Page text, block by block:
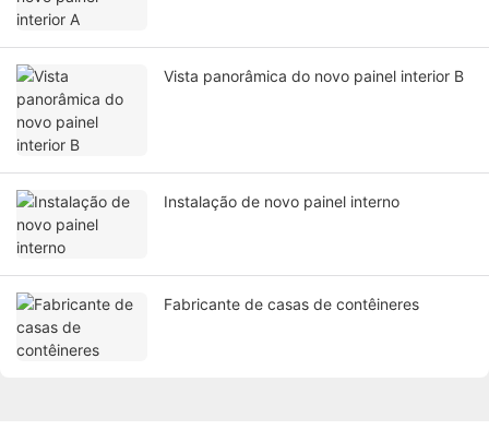
Vista panorâmica do novo painel interior B
Instalação de novo painel interno
Fabricante de casas de contêineres